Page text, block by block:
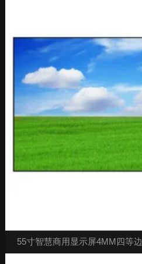
55寸智慧商用显示屏4MM四等边